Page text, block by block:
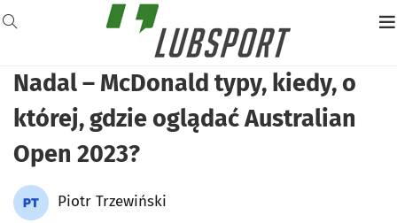
Nadal – McDonald typy, kiedy, o
której, gdzie oglądać Australian
Open 2023?
Piotr Trzewiński